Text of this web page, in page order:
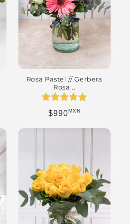
Rosa Pastel // Gerbera
Rosa...
Precio habitual
$990MXN